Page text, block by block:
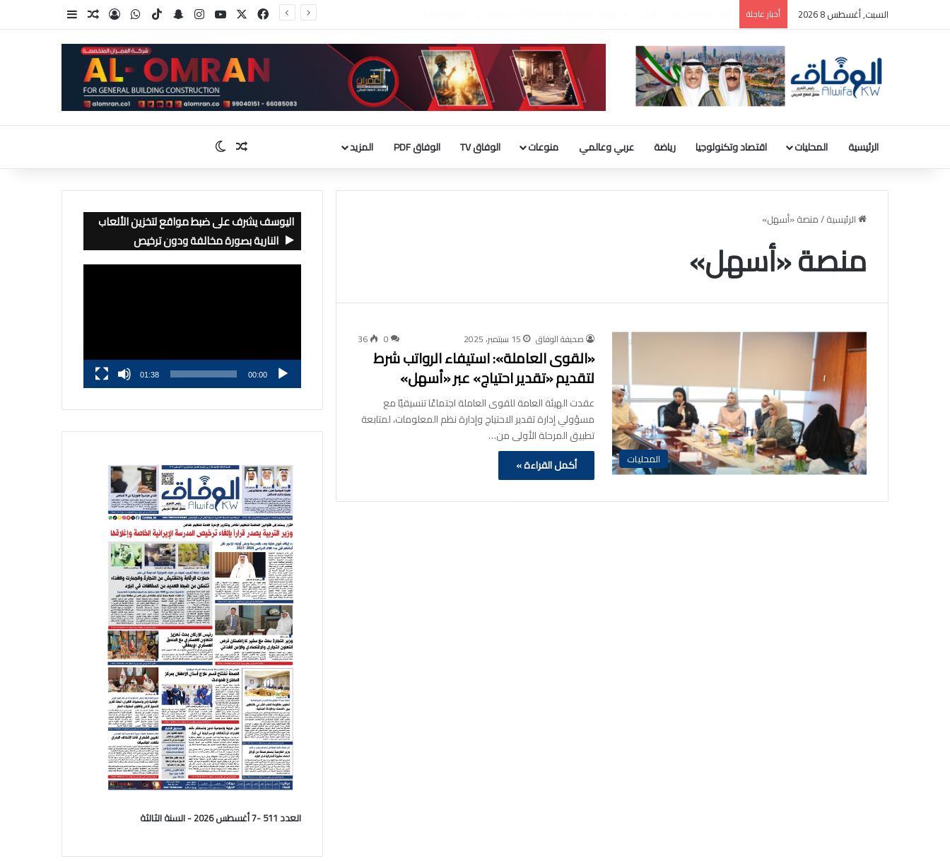
السبت, أغسطس 8 2026 أخبار عاجلة فيسبوك ‫YouTubeانستقرامسناب تشات
‫TikTok واتسابتسجيل الدخولمقال عشوائي
الرئيسية المحليات اقتصاد وتكنولوجيا رياضة عربي وعالمي منوعات الوفاق TV الوفاق PDF المزيد مقال عشوائي
الرئيسية/منصة «أسهل»
منصة «أسهل»
المحليات
صحيفة الوفاق 15 سبتمبر، 2025 0
36
«القوى العاملة»: استيفاء الرواتب شرط
لتقديم «تقدير احتياج» عبر «أسهل»
عقدت الهيئة العامة للقوى العاملة اجتماعًا تنسيقيًا مع
مسؤولي إدارة تقدير الاحتياج وإدارة نظم المعلومات، لمتابعة
تطبيق المرحلة الأولى من…
أكمل القراءة »
اليوسف يشرف على ضبط مواقع لتخزين الألعاب
النارية بصورة مخالفة ودون ترخيص
00:00
01:38
العدد 511 -7 أغسطس 2026 - السنة الثالثة